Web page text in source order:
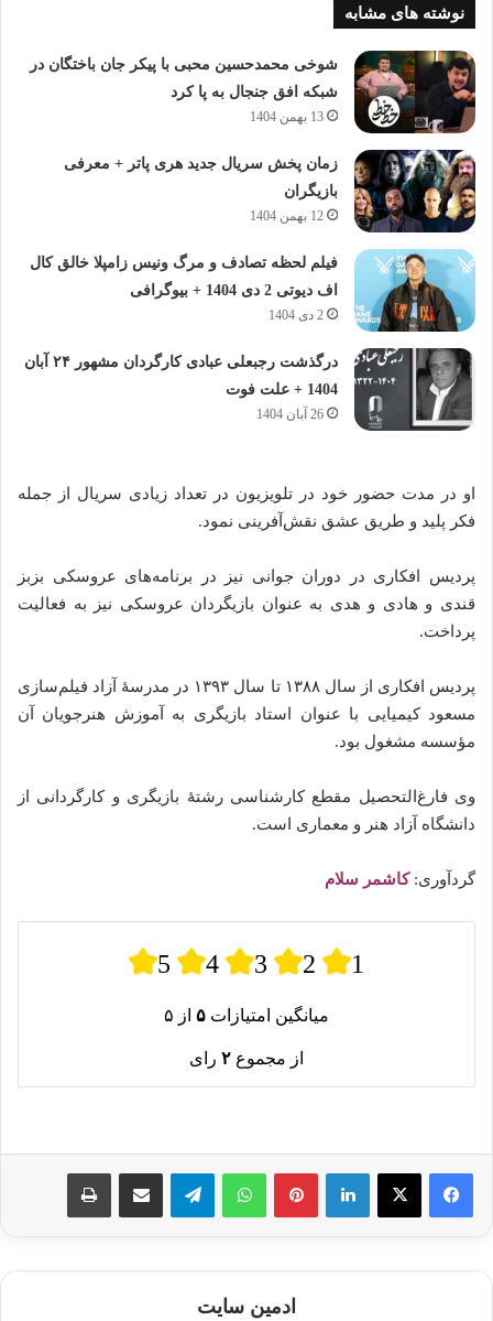
نوشته های مشابه
شوخی محمدحسین محبی با پیکر جان باختگان در
شبکه افق جنجال به پا کرد
13 بهمن 1404
زمان پخش سریال جدید هری پاتر + معرفی
بازیگران
12 بهمن 1404
فیلم لحظه تصادف و مرگ ونیس زامپلا خالق کال
اف دیوتی 2 دی 1404 + بیوگرافی
2 دی 1404
درگذشت رجبعلی عبادی کارگردان مشهور ۲۴ آبان
1404 + علت فوت
26 آبان 1404
او در مدت حضور خود در تلویزیون در تعداد زیادی سریال از جمله
فکر پلید و طریق عشق نقش‌آفرینی نمود.
پردیس افکاری در دوران جوانی نیز در برنامه‌های عروسکی بزبز
قندی و هادی و هدی به عنوان بازیگردان عروسکی نیز به فعالیت
پرداخت.
پردیس افکاری از سال ۱۳۸۸ تا سال ۱۳۹۳ در مدرسهٔ آزاد فیلم‌سازی
مسعود کیمیایی با عنوان استاد بازیگری به آموزش هنرجویان آن
مؤسسه مشغول بود.
وی فارغ‌التحصیل مقطع کارشناسی رشتهٔ بازیگری و کارگردانی از
دانشگاه آزاد هنر و معماری است.
گردآوری:کاشمر سلام
5 4 3 2 1
میانگین امتیازات ۵ از ۵
از مجموع ۲ رای
لینکدین پینترستواتس آپ تلگرام اشتراک گذاری از طریق ایمیل چاپ
ادمین سایت